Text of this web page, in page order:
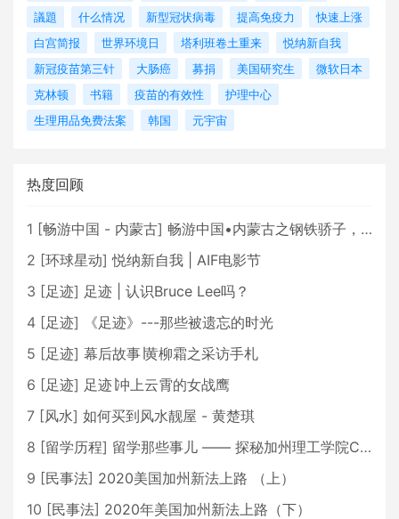
議題
什么情况 新型冠状病毒 提高免疫力
快速上涨
白宫简报
世界环境日 塔利班卷土重来
悦纳新自我
新冠疫苗第三针
大肠癌 募捐 美国研究生
微软日本
克林顿
书籍 疫苗的有效性
护理中心
生理用品免费法案
韩国 元宇宙
热度回顾
1 [畅游中国 - 内蒙古] 畅游中国•内蒙古之钢铁骄子，魅力包头
2 [环球星动] 悦纳新自我 | AIF电影节
3 [足迹] 足迹 | 认识Bruce Lee吗？
4 [足迹]
《足迹》---那些被遗忘的时光
5 [足迹] 幕后故事∣黄柳霜之采访手札
6 [足迹] 足迹∣冲上云霄的女战鹰
7 [风水] 如何买到风水靓屋 - 黄楚琪
8 [留学历程] 留学那些事儿 —— 探秘加州理工学院Caltech博士生活 [上集]
9 [民事法] 2020美国加州新法上路 （上）
10 [民事法] 2020年美国加州新法上路（下）